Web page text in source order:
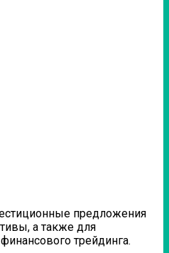
предложения
а также для
трейдинга.